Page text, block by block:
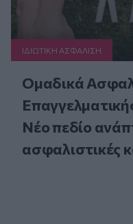
ΙΔΙΩΤΙΚΗ ΑΣΦAΛΙΣΗ
Ομαδικά
Νέο πεδίο
ασφαλιστικές